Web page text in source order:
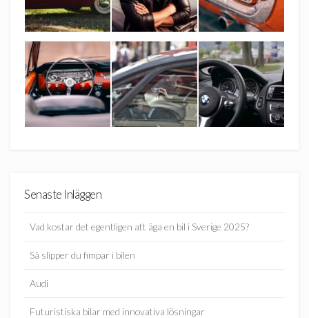
Senaste Inläggen
Vad kostar det egentligen att äga en bil i Sverige 2025?
Så slipper du fimpar i bilen
Audi
Futuristiska bilar med innovativa lösningar